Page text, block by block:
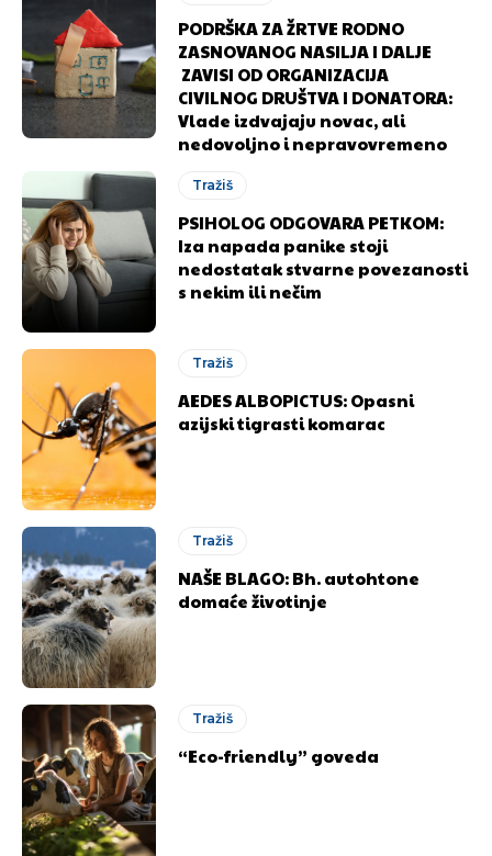
[wpuf_form id=”7463”]
[wpuf_form id=”7463”]
PODRŠKA ZA ŽRTVE RODNO
ZASNOVANOG NASILJA I DALJE
ZAVISI OD ORGANIZACIJA
CIVILNOG DRUŠTVA I DONATORA:
Vlade izdvajaju novac, ali
nedovoljno i nepravovremeno
Tražiš
PSIHOLOG ODGOVARA PETKOM:
Iza napada panike stoji
nedostatak stvarne povezanosti
s nekim ili nečim
Tražiš
AEDES ALBOPICTUS: Opasni
azijski tigrasti komarac
Tražiš
NAŠE BLAGO: Bh. autohtone
domaće životinje
Tražiš
“Eco-friendly” goveda